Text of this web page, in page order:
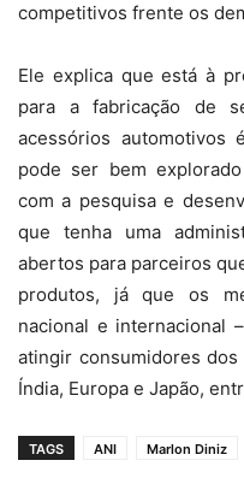
competitivos frente os
Ele explica que está à
para a fabricação de
acessórios automotivos
pode ser bem
com a pesquisa e
que tenha uma
abertos para parceiros
produtos, já que os
nacional e internacional
atingir consumidores dos
Índia, Europa e Japão,
TAGS ANI Marlon Diniz